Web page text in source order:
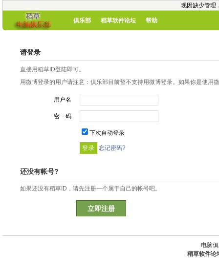
现因缺少管理
俱乐部 稻草软件论坛 帮助
请登录
直接用稻草ID登陆即可。
用微博登录的用户请注意：俱乐部目前暂不支持用微博登录。如果你是使用
用户名
密 码
下次自动登录
忘记密码?
还没有帐号?
如果还没有稻草ID，请先注册一个属于自己的帐号吧。
立即注册
电脑
稻草软件论